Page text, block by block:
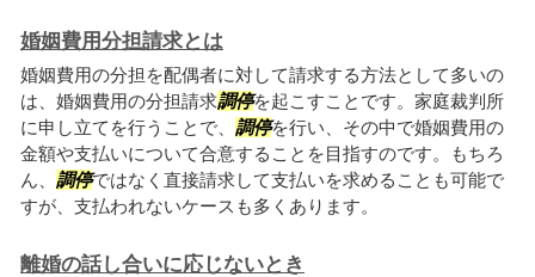
婚姻費用分担請求とは
婚姻費用の分担を配偶者に対して請求する方法として多いの
は、婚姻費用の分担請求調停を起こすことです。家庭裁判所
に申し立てを行うことで、 調停を行い、その中で婚姻費用の
金額や支払いについて合意することを目指すのです。もちろ
ん、 調停ではなく直接請求して支払いを求めることも可能で
すが、支払われないケースも多くあります。
離婚の話し合いに応じないとき